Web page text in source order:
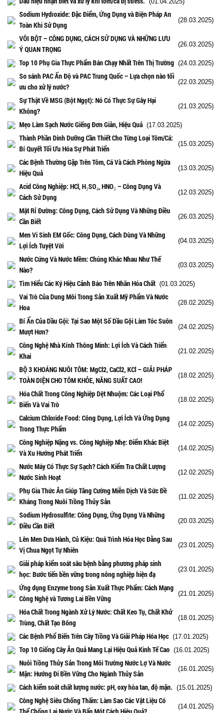
Sodium Hydroxide: Đặc Điểm, Ứng Dụng và Biện Pháp An
Toàn Khi Sử Dụng
(28.03.2025)
VÔI BỘT – CÔNG DỤNG, CÁCH SỬ DỤNG VÀ NHỮNG LƯU
Ý QUAN TRỌNG
(26.03.2025)
Top 10 Phụ Gia Thực Phẩm Bán Chạy Nhất Trên Thị Trường (24.03.2025)
So sánh PAC Ấn Độ và PAC Trung Quốc – Lựa chọn nào tối
ưu cho xử lý nước?
(22.03.2025)
Sự Thật Về MSG (Bột Ngọt): Nó Có Thực Sự Gây Hại
Không?
(21.03.2025)
Mẹo Làm Sạch Nước Giếng Đơn Giản, Hiệu Quả (17.03.2025)
Thành Phần Dinh Dưỡng Cần Thiết Cho Từng Loại Tôm/Cá:
Bí Quyết Tối Ưu Hóa Sự Phát Triển
(15.03.2025)
Các Bệnh Thường Gặp Trên Tôm, Cá Và Cách Phòng Ngừa
Hiệu Quả
(13.03.2025)
Acid Công Nghiệp: HCl, H₂SO₄, HNO₃ – Công Dụng Và
Cách Sử Dụng
(12.03.2025)
Mật Rỉ Đường: Công Dụng, Cách Sử Dụng Và Những Điều
Cần Biết
(26.03.2025)
Men Vi Sinh EM Gốc: Công Dụng, Cách Dùng Và Những
Lợi Ích Tuyệt Vời
(04.03.2025)
Nước Cứng Và Nước Mềm: Chúng Khác Nhau Như Thế
Nào?
(03.03.2025)
Tìm Hiểu Các Ký Hiệu Cảnh Báo Trên Nhãn Hóa Chất (01.03.2025)
Vai Trò Của Dung Môi Trong Sản Xuất Mỹ Phẩm Và Nước
Hoa
(28.02.2025)
Bí Ẩn Của Dầu Gội: Tại Sao Một Số Dầu Gội Làm Tóc Suôn
Mượt Hơn?
(24.02.2025)
Công Nghệ Nhà Kính Thông Minh: Lợi Ích Và Cách Triển
Khai
(21.02.2025)
BỘ 3 KHOÁNG NUÔI TÔM: MgCl2, CaCl2, KCl – GIẢI PHÁP
TOÀN DIỆN CHO TÔM KHỎE, NĂNG SUẤT CAO!
(18.02.2025)
Hóa Chất Trong Công Nghiệp Dệt Nhuộm: Các Loại Phổ
Biến Và Vai Trò
(18.02.2025)
Calcium Chloride Food: Công Dụng, Lợi Ích Và Ứng Dụng
Trong Thực Phẩm
(14.02.2025)
Công Nghiệp Nặng vs. Công Nghiệp Nhẹ: Điểm Khác Biệt
Và Xu Hướng Phát Triển
(14.02.2025)
Nước Máy Có Thực Sự Sạch? Cách Kiểm Tra Chất Lượng
Nước Sinh Hoạt
(12.02.2025)
Phụ Gia Thức Ăn Giúp Tăng Cường Miễn Dịch Và Sức Đề
Kháng Trong Nuôi Trồng Thủy Sản
(11.02.2025)
Sodium Hydrosulfite: Công Dụng, Ứng Dụng Và Những
Điều Cần Biết
(20.03.2025)
Lên Men Dưa Hành, Củ Kiệu: Quá Trình Hóa Học Đằng Sau
Vị Chua Ngọt Tự Nhiên
(23.01.2025)
Giải pháp kiểm soát sâu bệnh bằng phương pháp sinh
học: Bước tiến bền vững trong nông nghiệp hiện đạ
(23.01.2025)
Ứng dụng Enzyme trong Sản Xuất Thực Phẩm: Cách Mạng
Công Nghệ và Tương Lai Bền Vững
(21.01.2025)
Hóa Chất Trong Ngành Xử Lý Nước: Chất Keo Tụ, Chất Khử
Trùng, Chất Tạo Bông
(18.01.2025)
Các Bệnh Phổ Biến Trên Cây Trồng Và Giải Pháp Hóa Học (17.01.2025)
Top 10 Giống Cây Ăn Quả Mang Lại Hiệu Quả Kinh Tế Cao (16.01.2025)
Nuôi Trồng Thủy Sản Trong Môi Trường Nước Lợ Và Nước
Mặn: Hướng Đi Bền Vững Cho Ngành Thủy Sản
(16.01.2025)
Cách kiểm soát chất lượng nước: pH, oxy hòa tan, độ mặn. (15.01.2025)
Công Nghệ Siêu Chống Thấm: Làm Sao Các Vật Liệu Có
Thể Chống Lại Nước Và Bẩn Một Cách Hiệu Quả?
(14.01.2025)